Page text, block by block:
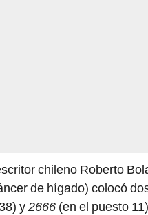
chileno Roberto
de hígado) colocó
y2666 (en el puesto